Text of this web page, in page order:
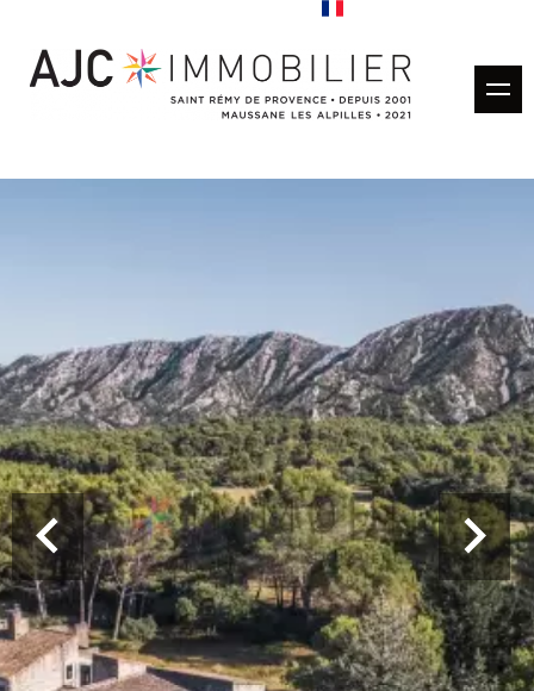
Estimation
Vendus
Nos agences
L'équipe